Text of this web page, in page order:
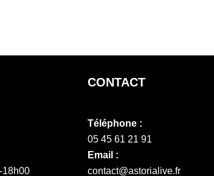
18h00
CONTACT
Téléphone :
05 45 61 21 91
Email :
contact@astorialive.fr